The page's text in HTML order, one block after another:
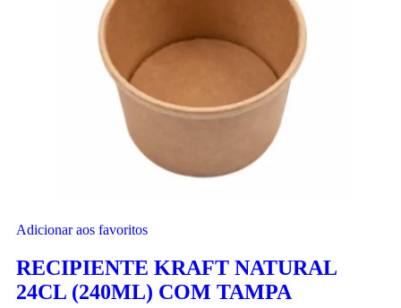
Adicionar aos favoritos
RECIPIENTE KRAFT NATURAL
24CL (240ML) COM TAMPA